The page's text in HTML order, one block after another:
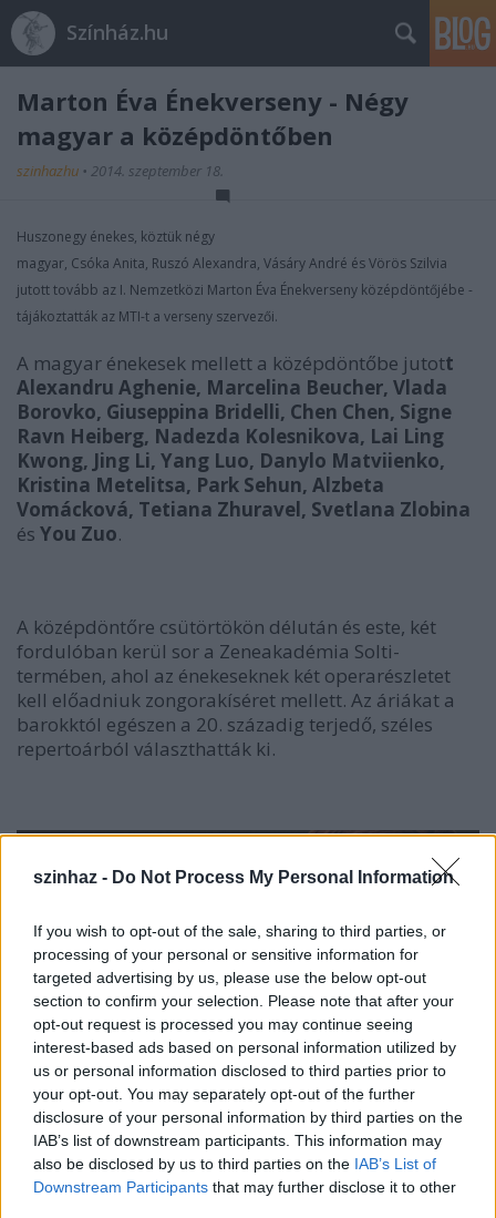
szinhaz - Do Not Process My Personal Information
If you wish to opt-out of the sale, sharing to third parties, or
processing of your personal or sensitive information for
targeted advertising by us, please use the below opt-out
section to confirm your selection. Please note that after your
opt-out request is processed you may continue seeing
interest-based ads based on personal information utilized by
us or personal information disclosed to third parties prior to
your opt-out. You may separately opt-out of the further
disclosure of your personal information by third parties on the
IAB’s list of downstream participants. This information may
also be disclosed by us to third parties on the IAB’s List of
Downstream Participants that may further disclose it to other
Színház.hu
Marton Éva Énekverseny - Négy
magyar a középdöntőben
szinhazhu • 2014. szeptember 18.
Huszonegy énekes, köztük négy
magyar, Csóka Anita, Ruszó Alexandra, Vásáry André és Vörös Szilvia
jutott tovább az I. Nemzetközi Marton Éva Énekverseny középdöntőjébe -
tájákoztatták az MTI-t a verseny szervezői.
A magyar énekesek mellett a középdöntőbe jutott
Alexandru Aghenie, Marcelina Beucher, Vlada
Borovko, Giuseppina Bridelli, Chen Chen, Signe
Ravn Heiberg, Nadezda Kolesnikova, Lai Ling
Kwong, Jing Li, Yang Luo, Danylo Matviienko,
Kristina Metelitsa, Park Sehun, Alzbeta
Vomácková, Tetiana Zhuravel, Svetlana Zlobina
és You Zuo.
A középdöntőre csütörtökön délután és este, két
fordulóban kerül sor a Zeneakadémia Solti-
termében, ahol az énekeseknek két operarészletet
kell előadniuk zongorakíséret mellett. Az áriákat a
barokktól egészen a 20. századig terjedő, széles
repertoárból választhatták ki.